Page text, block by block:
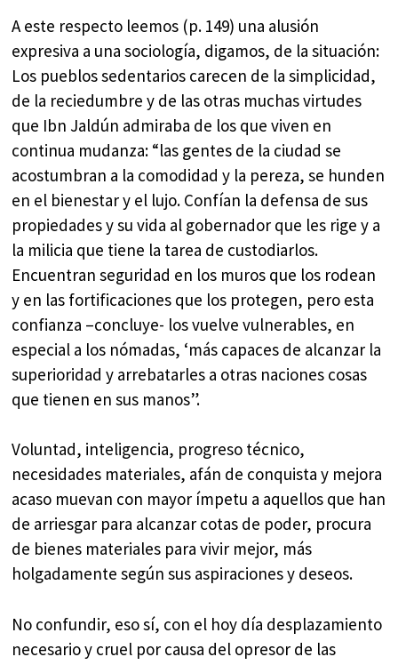
A este respecto leemos (p. 149) una alusión
expresiva a una sociología, digamos, de la situación:
Los pueblos sedentarios carecen de la simplicidad,
de la reciedumbre y de las otras muchas virtudes
que Ibn Jaldún admiraba de los que viven en
continua mudanza: “las gentes de la ciudad se
acostumbran a la comodidad y la pereza, se hunden
en el bienestar y el lujo. Confían la defensa de sus
propiedades y su vida al gobernador que les rige y a
la milicia que tiene la tarea de custodiarlos.
Encuentran seguridad en los muros que los rodean
y en las fortificaciones que los protegen, pero esta
confianza –concluye- los vuelve vulnerables, en
especial a los nómadas, ‘más capaces de alcanzar la
superioridad y arrebatarles a otras naciones cosas
que tienen en sus manos”.
Voluntad, inteligencia, progreso técnico,
necesidades materiales, afán de conquista y mejora
acaso muevan con mayor ímpetu a aquellos que han
de arriesgar para alcanzar cotas de poder, procura
de bienes materiales para vivir mejor, más
holgadamente según sus aspiraciones y deseos.
No confundir, eso sí, con el hoy día desplazamiento
necesario y cruel por causa del opresor de las